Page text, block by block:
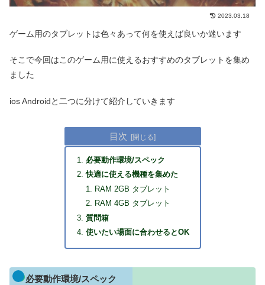
2023.03.18
ゲーム用のタブレットは色々あって何を使えば良いか迷います
そこで今回はこのゲーム用に使えるおすすめのタブレットを集め
ました
ios Androidと二つに分けて紹介していきます
目次
必要動作環境/スペック
快適に使える機種を集めた
RAM 2GB タブレット
RAM 4GB タブレット
質問箱
使いたい場面に合わせるとOK
必要動作環境/スペック